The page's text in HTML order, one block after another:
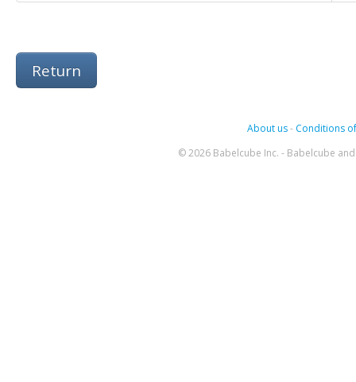
Return
About us- Conditions
© 2026 Babelcube Inc. - Babelcube